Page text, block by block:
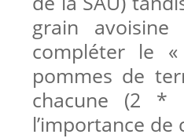
grain
compléter le
pommes de
chacune (2 *
l’importance